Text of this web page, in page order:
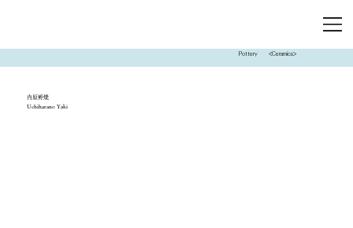
Pottery <Ceramics>
内原野焼
Uchiharano Yaki